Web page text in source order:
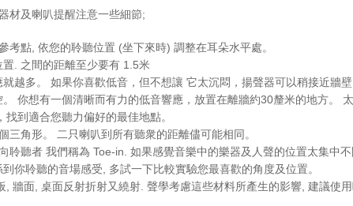
材及喇叭提醒注意一些細節;
考點, 依您的聆聽位置 (坐下來時) 調整在耳朵水平處。
. 之間的距離至少要有 1.5米
越多。 如果你喜歡低音，但不想讓 它太沉悶，揚聲器可以稍接近牆
你想有一個清晰而有力的低音響應，放置在離牆約30釐米的地方。
到適合您聽力偏好的最佳地點。
三角形。 二只喇叭到所有聽衆的距離儘可能相同。
聆聽者 我們稱為 Toe-in. 如果感覺音樂中的樂器及人聲的位置太集中
你聆聽的音場感受, 多試一下比較實驗您最喜歡的角度及位置。
, 牆面, 桌面反射折射又繞射. 聲學考慮這些材料所產生的影響, 建議使